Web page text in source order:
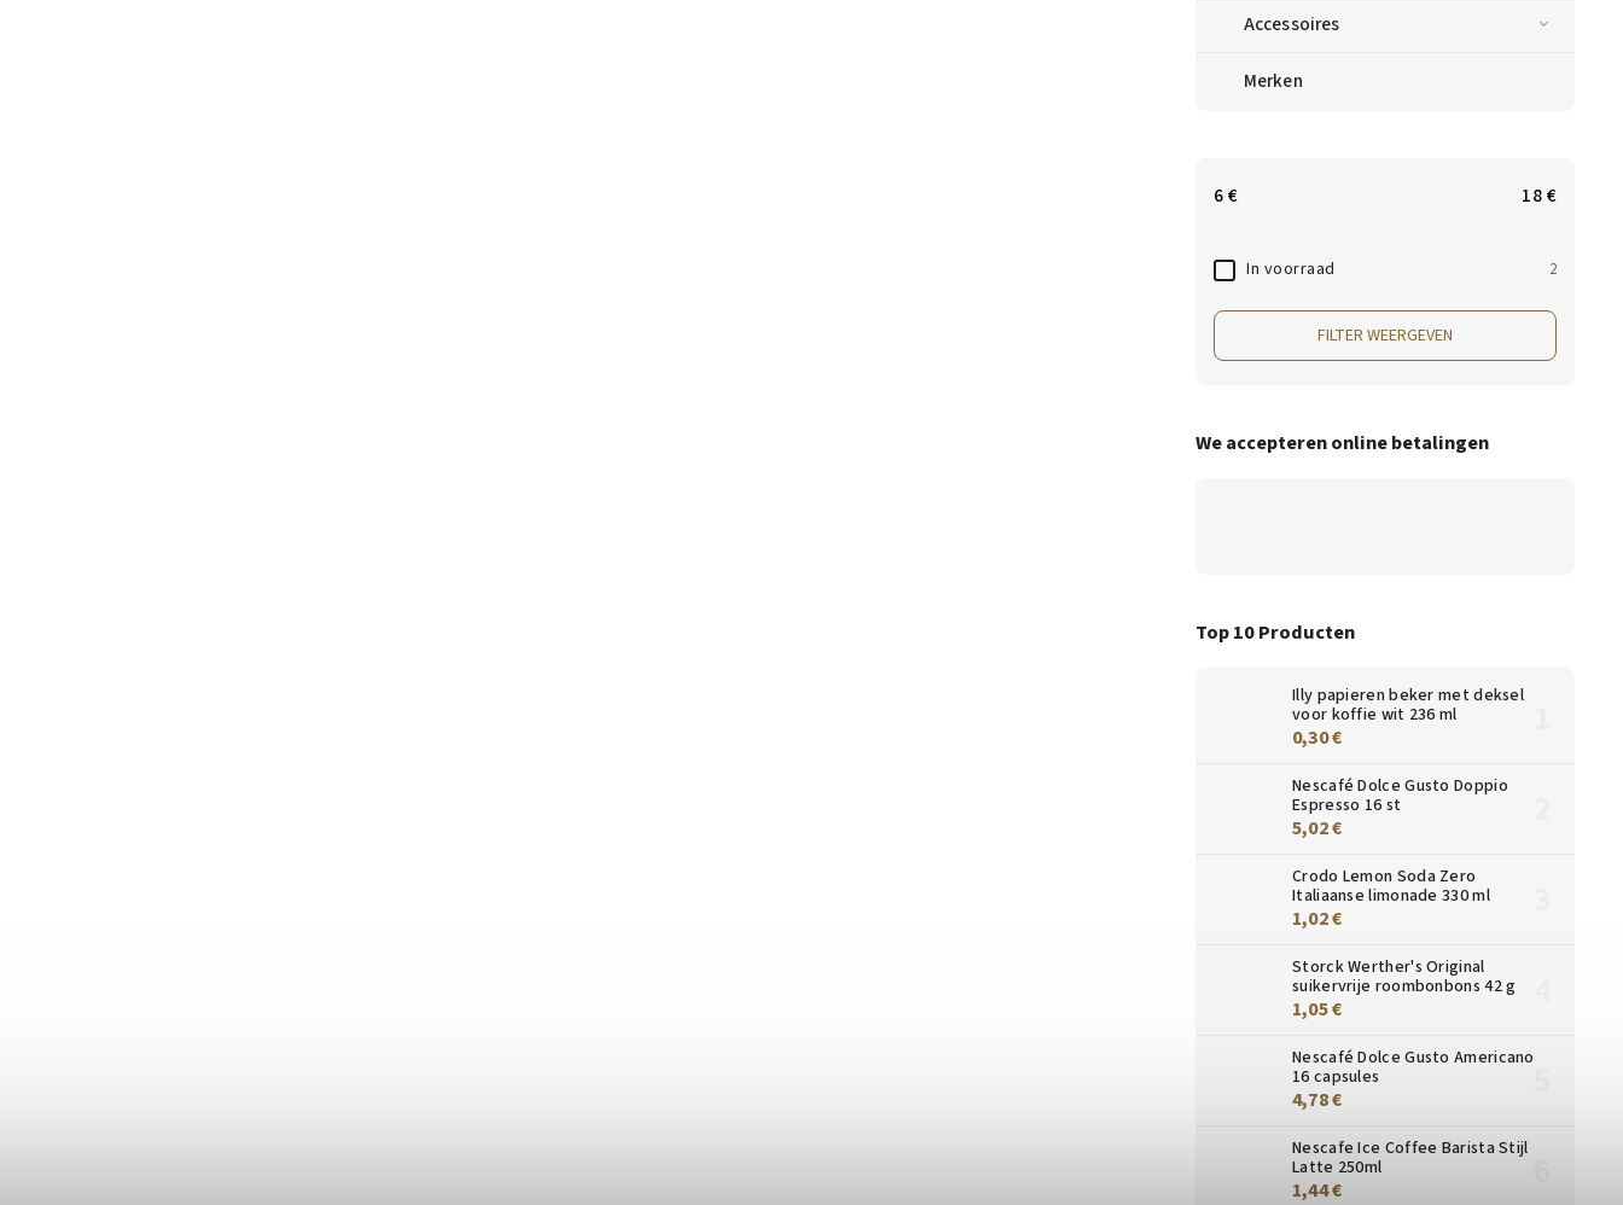
Accessoires
Merken
6€ 18€
In voorraad 2
FILTER WEERGEVEN
We accepteren online betalingen
Top 10 Producten
Illy papieren beker met deksel
voor koffie wit 236 ml
0,30 €
Nescafé Dolce Gusto Doppio
Espresso 16 st
5,02 €
Crodo Lemon Soda Zero
Italiaanse limonade 330 ml
1,02 €
Storck Werther's Original
suikervrije roombonbons 42 g
1,05 €
Nescafé Dolce Gusto Americano
16 capsules
4,78 €
Nescafe Ice Coffee Barista Stijl
Latte 250ml
1,44 €